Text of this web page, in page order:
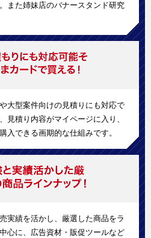
また姉妹店のバナースタンド研究
大型案件向けの見積りにも対応で
見積り内容がマイページに入り、
入できる画期的な仕組みです。
実績を活かし、厳選した商品をラ
心に、広告資材・販促ツールなど